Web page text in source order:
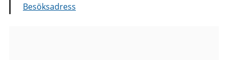
Besöksadress